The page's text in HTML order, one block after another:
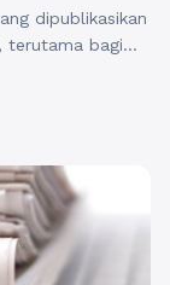
dipublikasikan
terutama bagi
menjadi
dari